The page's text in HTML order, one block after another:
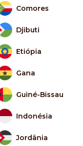
Comores
Djibuti
Etiópia
Gana
Guiné-Bissau
Indonésia
Jordânia